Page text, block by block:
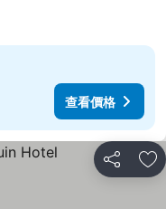
查看價格
分享 放